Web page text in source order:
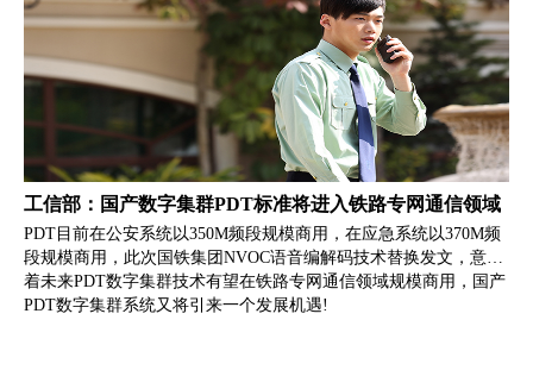
工信部：国产数字集群PDT标准将进入铁路专网通信领域
PDT目前在公安系统以350M频段规模商用，在应急系统以370M频
段规模商用，此次国铁集团NVOC语音编解码技术替换发文，意味
着未来PDT数字集群技术有望在铁路专网通信领域规模商用，国产
PDT数字集群系统又将引来一个发展机遇!